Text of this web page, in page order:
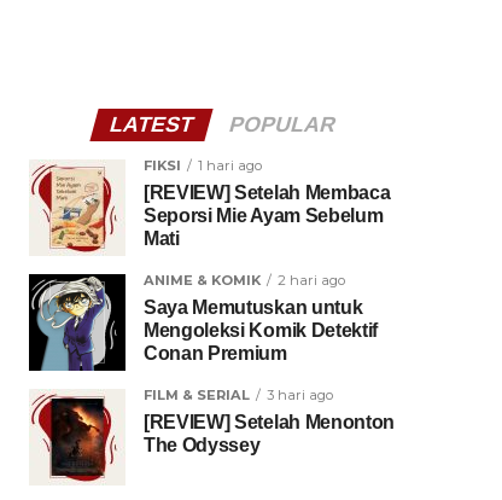
LATEST POPULAR
FIKSI 1 hari ago
[REVIEW] Setelah Membaca
Seporsi Mie Ayam Sebelum
Mati
ANIME & KOMIK 2 hari ago
Saya Memutuskan untuk
Mengoleksi Komik Detektif
Conan Premium
FILM & SERIAL 3 hari ago
[REVIEW] Setelah Menonton
The Odyssey